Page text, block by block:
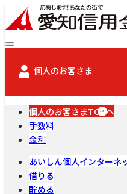
個人のお客さま
個人のお客さまTOPへ
手数料
金利
あいしん個人インターネ
借りる
貯める